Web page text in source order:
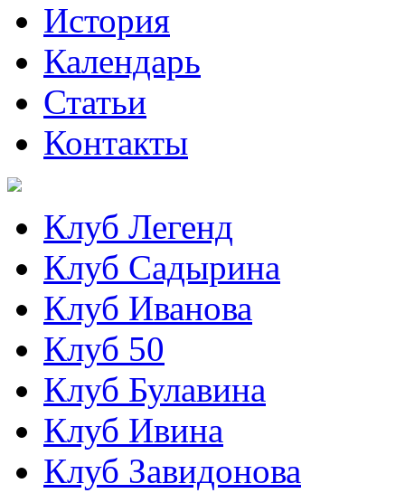
История
Календарь
Статьи
Контакты
Клуб Легенд
Клуб Садырина
Клуб Иванова
Клуб 50
Клуб Булавина
Клуб Ивина
Клуб Завидонова